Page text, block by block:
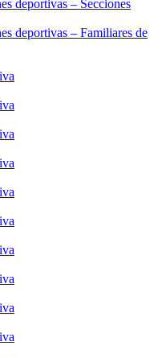
deportivas – Secciones
deportivas – Familiares de